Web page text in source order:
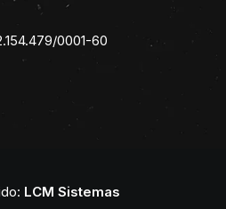
0001-60
LCM Sistemas